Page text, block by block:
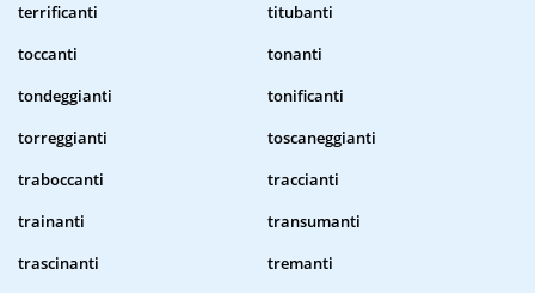
terrificanti
titubanti
toccanti
tonanti
tondeggianti
tonificanti
torreggianti
toscaneggianti
traboccanti
traccianti
trainanti
transumanti
trascinanti
tremanti